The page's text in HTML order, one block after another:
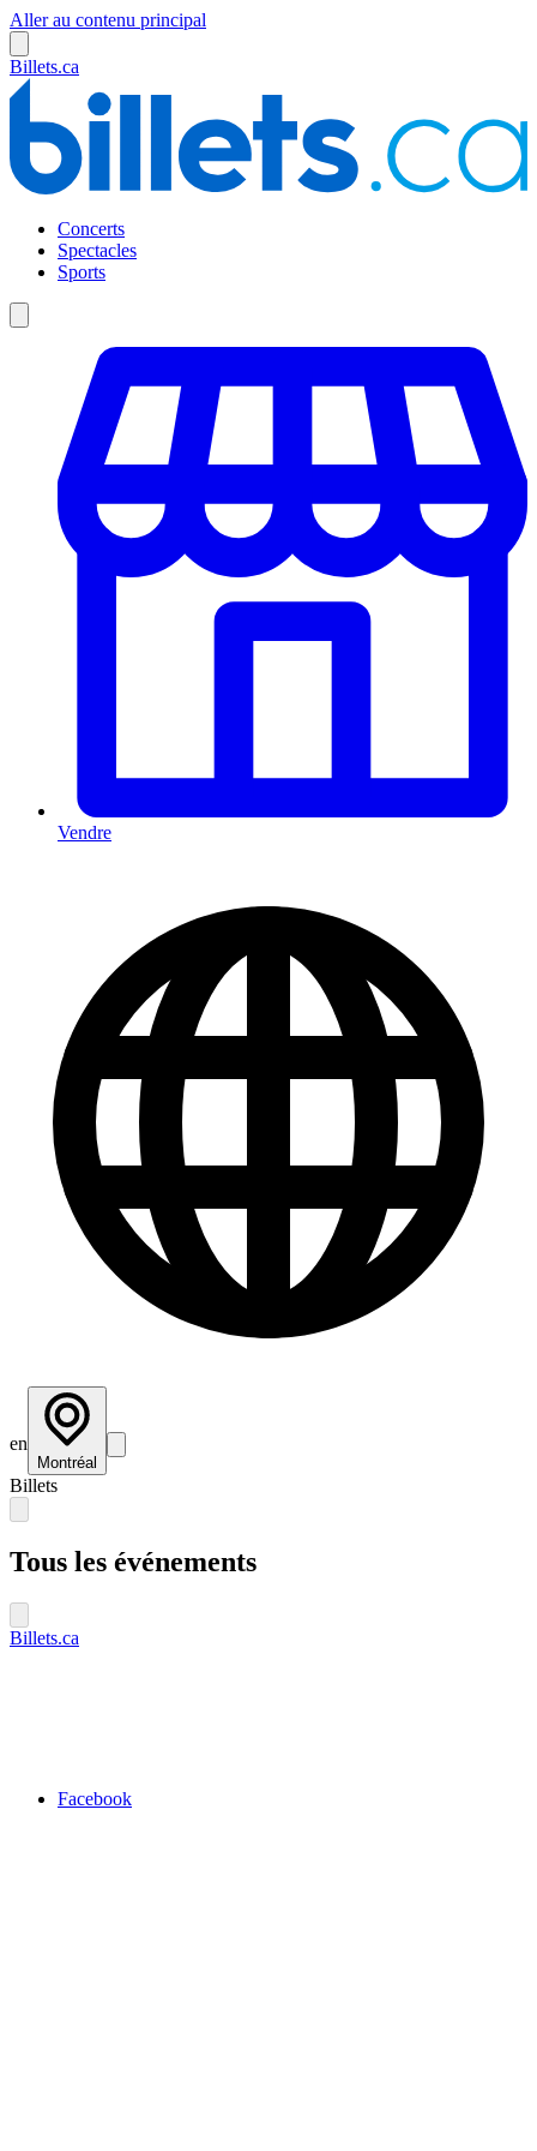
Aller au contenu principal
Billets.ca
Concerts
Spectacles
Sports
Vendre
en
Montréal
Billets
Tous les événements
Billets.ca
Facebook